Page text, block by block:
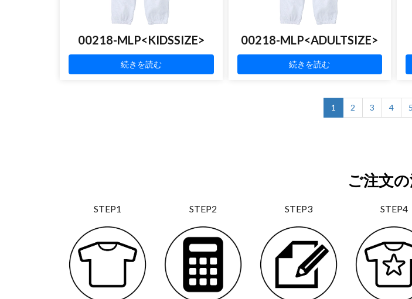
00218-MLP<KIDSSIZE>
続きを読む
00218-MLP<ADULTSIZE>
続きを読む
1 2 3 4 5
ご注文
STEP1 STEP2 STEP3 STEP4